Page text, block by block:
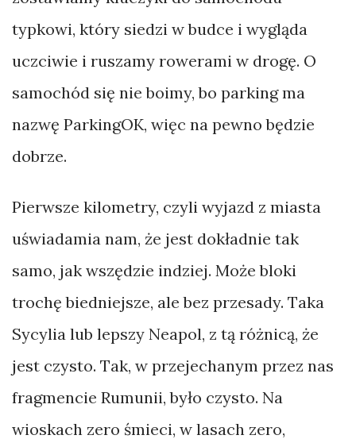
typkowi, który siedzi w budce i wygląda
uczciwie i ruszamy rowerami w drogę. O
samochód się nie boimy, bo parking ma
nazwę ParkingOK, więc na pewno będzie
dobrze.
Pierwsze kilometry, czyli wyjazd z miasta
uświadamia nam, że jest dokładnie tak
samo, jak wszędzie indziej. Może bloki
trochę biedniejsze, ale bez przesady. Taka
Sycylia lub lepszy Neapol, z tą różnicą, że
jest czysto. Tak, w przejechanym przez nas
fragmencie Rumunii, było czysto. Na
wioskach zero śmieci, w lasach zero,